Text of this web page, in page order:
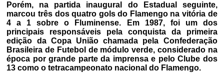
Porém, na partida inaugural do Estadual seguinte,
marcou três dos quatro gols do Flamengo na vitória de
4 a 1 sobre o Fluminense. Em 1987, foi um dos
principais responsáveis pela conquista da primeira
edição da Copa União chamada pela Confederação
Brasileira de Futebol de módulo verde, considerado na
época por grande parte da imprensa e pelo Clube dos
13 como o tetracampeonato nacional do Flamengo.